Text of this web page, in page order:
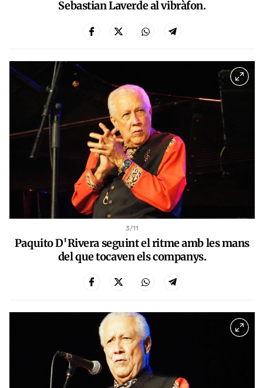
Sebastian Laverde al vibràfon.
3/11
Paquito D'Rivera seguint el ritme amb les mans
del que tocaven els companys.